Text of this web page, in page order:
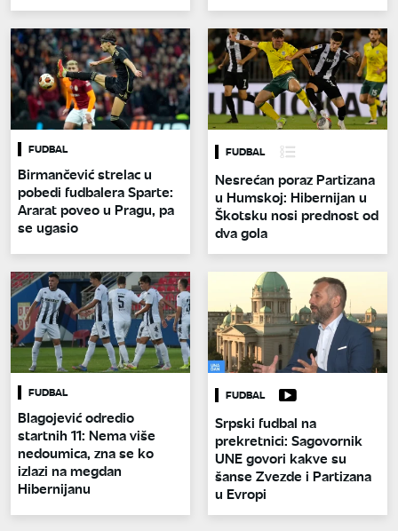
FUDBAL
Birmančević strelac u
pobedi fudbalera Sparte:
Ararat poveo u Pragu, pa
se ugasio
FUDBAL
Nesrećan poraz Partizana
u Humskoj: Hibernijan u
Škotsku nosi prednost od
dva gola
FUDBAL
Blagojević odredio
startnih 11: Nema više
nedoumica, zna se ko
izlazi na megdan
Hibernijanu
FUDBAL
Srpski fudbal na
prekretnici: Sagovornik
UNE govori kakve su
šanse Zvezde i Partizana
u Evropi